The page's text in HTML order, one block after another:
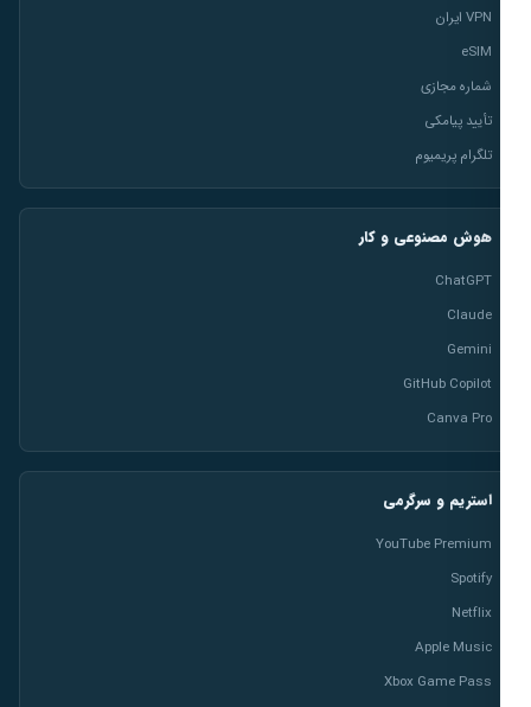
شماره مجازی
تأیید پیامکی
تلگرام پریمیوم
هوش مصنوعی و کار
ChatGPT
Claude
Gemini
GitHub Copilot
Canva Pro
استریم و سرگرمی
YouTube Premium
Spotify
Netflix
Apple Music
Xbox Game Pass